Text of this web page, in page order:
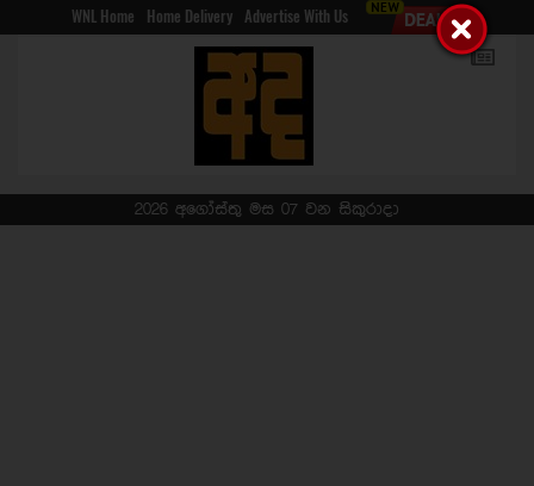
WNL Home Home Delivery Advertise With Us
2026 අගෝස්තු මස 07 වන සිකුරාදා